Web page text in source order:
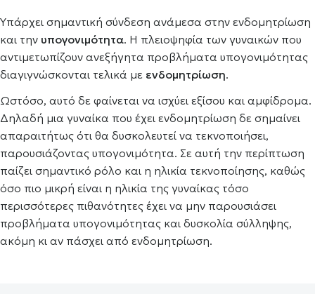
Υπάρχει σημαντική σύνδεση ανάμεσα στην ενδομητρίωση
και την υπογονιμότητα. Η πλειοψηφία των γυναικών που
αντιμετωπίζουν ανεξήγητα προβλήματα υπογονιμότητας
διαγιγνώσκονται τελικά με ενδομητρίωση.
Ωστόσο, αυτό δε φαίνεται να ισχύει εξίσου και αμφίδρομα.
Δηλαδή μια γυναίκα που έχει ενδομητρίωση δε σημαίνει
απαραιτήτως ότι θα δυσκολευτεί να τεκνοποιήσει,
παρουσιάζοντας υπογονιμότητα. Σε αυτή την περίπτωση
παίζει σημαντικό ρόλο και η ηλικία τεκνοποίησης, καθώς
όσο πιο μικρή είναι η ηλικία της γυναίκας τόσο
περισσότερες πιθανότητες έχει να μην παρουσιάσει
προβλήματα υπογονιμότητας και δυσκολία σύλληψης,
ακόμη κι αν πάσχει από ενδομητρίωση.